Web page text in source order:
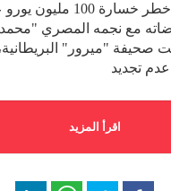
يواجه "ليفربول" خطر خسارة
مع نجمه المصري
صحيفة "ميرور"
تجديد
اقرأ المزيد